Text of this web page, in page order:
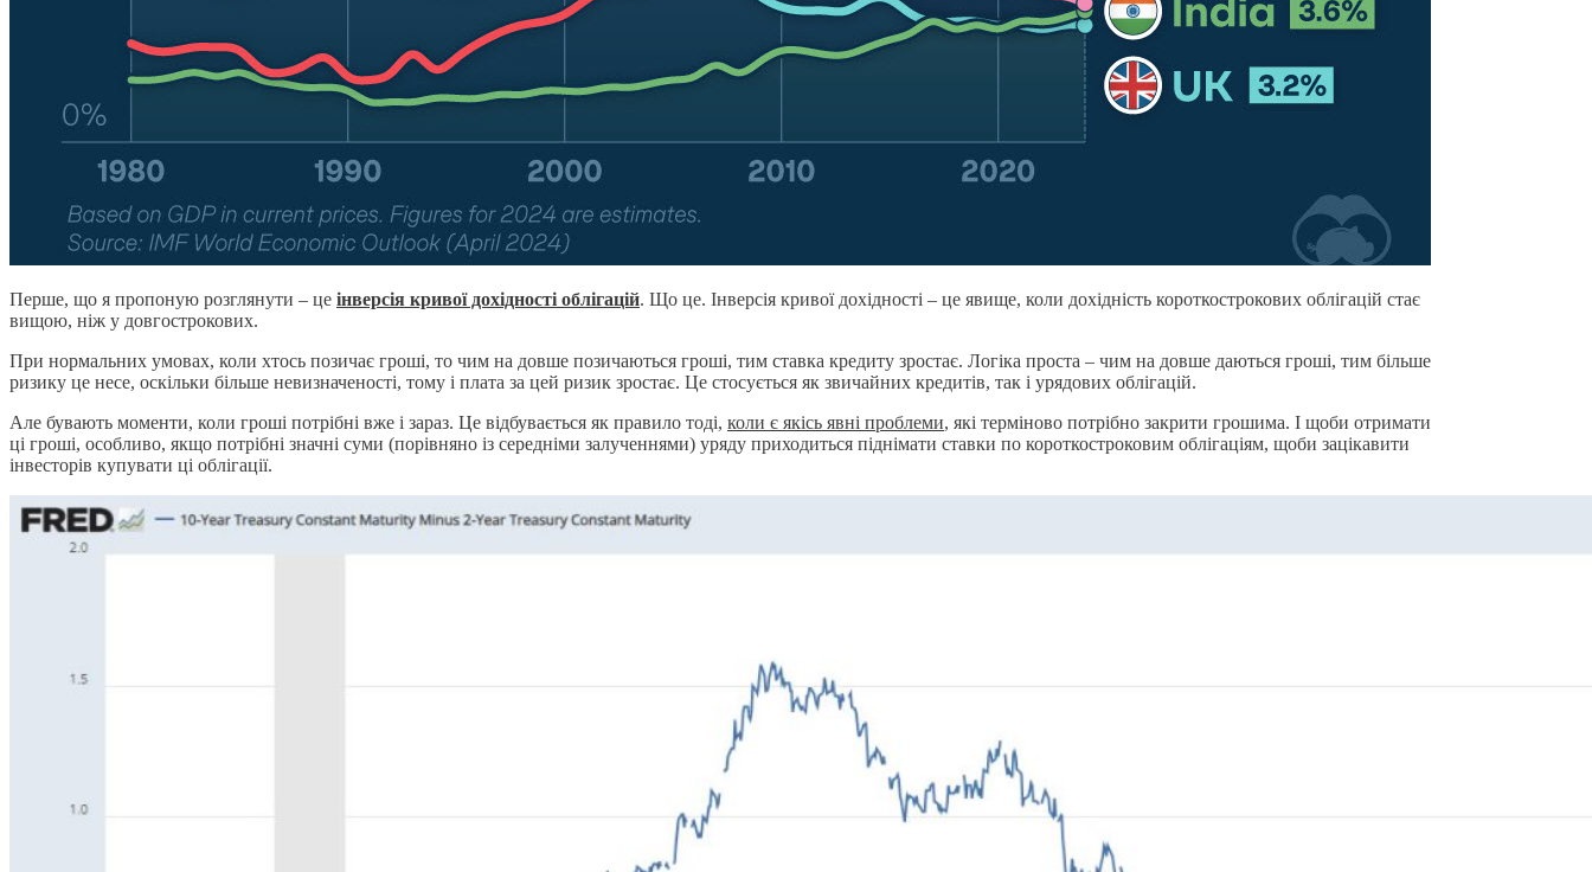
Перше, що я пропоную розглянути – це інверсія кривої дохідності облігацій. Що це. Інверсія кривої дохідності – це явище, коли дохідність короткострокових облігацій стає
вищою, ніж у довгострокових.
При нормальних умовах, коли хтось позичає гроші, то чим на довше позичаються гроші, тим ставка кредиту зростає. Логіка проста – чим на довше даються гроші, тим більше
ризику це несе, оскільки більше невизначеності, тому і плата за цей ризик зростає. Це стосується як звичайних кредитів, так і урядових облігацій.
Але бувають моменти, коли гроші потрібні вже і зараз. Це відбувається як правило тоді, коли є якісь явні проблеми, які терміново потрібно закрити грошима. І щоби отримати
ці гроші, особливо, якщо потрібні значні суми (порівняно із середніми залученнями) уряду приходиться піднімати ставки по короткостроковим облігаціям, щоби зацікавити
інвесторів купувати ці облігації.